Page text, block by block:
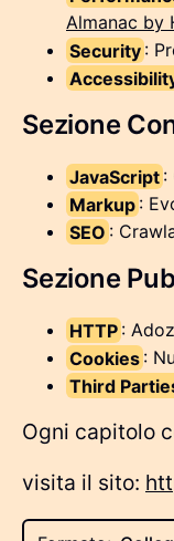
Almanac by
Security :
Sezione
JavaScript :
Markup :
SEO :
Sezione
HTTP :
Cookies :
Third
Ogni capitolo
visita il sito: